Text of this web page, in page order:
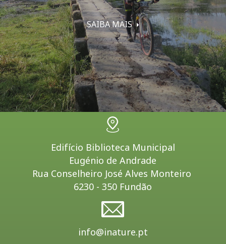
SAIBA MAIS
Edifício Biblioteca Municipal
Eugénio de Andrade
Rua Conselheiro José Alves Monteiro
6230 - 350 Fundão
info@inature.pt